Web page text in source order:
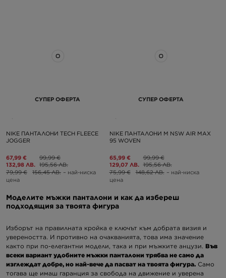
СУПЕР ОФЕРТА
NIKE ПАНТАЛОНИ TECH FLEECE
JOGGER
67,99 €
132,98 ЛВ.
99,99 €
195,56 ЛВ.
79,99 €
156,45 ЛВ. – най-ниска
цена
СУПЕР ОФЕРТА
NIKE ПАНТАЛОНИ M NSW AIR MAX
95 WOVEN
65,99 €
129,07 ЛВ.
99,99 €
195,56 ЛВ.
75,99 €
148,62 ЛВ. – най-ниска
цена
Моделите мъжки панталони и как да избереш
подходящия за твоята фигура
Изборът на правилната кройка е ключът към добрата визия и
увереността. И противно на очакванията, това има значение
както при по-елегантни модели, така и при мъжките анцузи. Във
всеки вариант удобните мъжки панталони трябва не само да
изглеждат добре, но най-вече да пасват на твоята фигура. Само
тогава ще имаш гаранция за свобода на движение и уверена